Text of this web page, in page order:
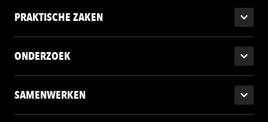
PRAKTISCHE ZAKEN
ONDERZOEK
SAMENWERKEN